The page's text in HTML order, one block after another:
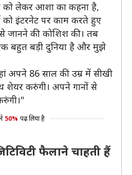
को लेकर आशा का कहना है,
को इंटरनेट पर काम करते हुए
जानने की कोशिश की। तब
बहुत बड़ी दुनिया है और मुझे
अपने 86 साल की उम्र में सीखी
करुंगी। अपने गानों से
50% पढ़ लिया है
फैलाने चाहती हैं